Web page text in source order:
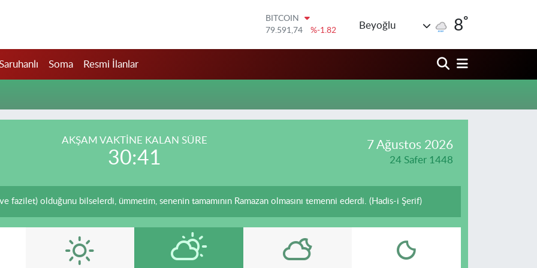
BITCOIN
79.591,74
%-1.82
53,38690
%0.19
Beyoğlu 8°
Soma Resmi İlanlar
AKŞAM VAKTİNE KALAN SÜRE
30:41
7 Ağustos 2026
24 Safer 1448
fazilet) olduğunu bilselerdi, ümmetim, senenin tamamının Ramazan olmasını temenni ederdi. (Hadis-i Şerif)